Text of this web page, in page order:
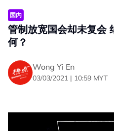
国内
管制放宽国会却未复会
何？
Wong Yi En
03/03/2021 | 10:59 MYT